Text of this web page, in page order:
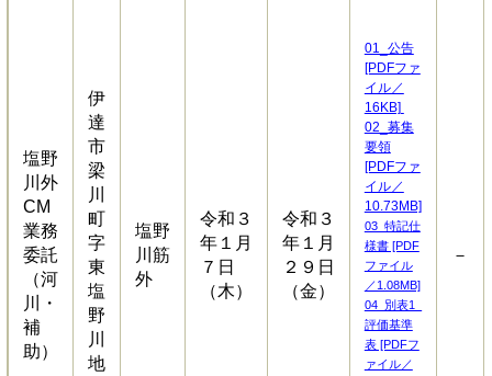
塩野
川外
CM
業務
委託
（河
川・
補
助）
伊
達
市
梁
川
町
字
東
塩
野
川
地
塩野
川筋
外
令和３
年１月
７日
（木）
令和３
年１月
２９日
（金）
01_公告
[PDFファ
イル／
16KB]
02_募集
要領
[PDFファ
イル／
10.73MB]
03_特記仕
様書 [PDF
ファイル
／1.08MB]
04_別表1_
評価基準
表 [PDFフ
ァイル／
－